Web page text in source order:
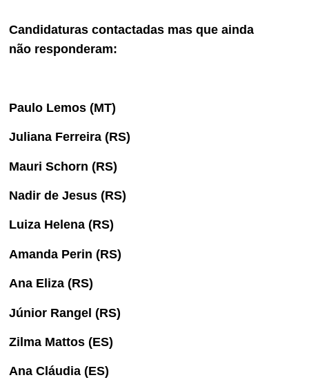
Candidaturas contactadas mas que ainda
não responderam:
Paulo Lemos (MT)
Juliana Ferreira (RS)
Mauri Schorn (RS)
Nadir de Jesus (RS)
Luiza Helena (RS)
Amanda Perin (RS)
Ana Eliza (RS)
Júnior Rangel (RS)
Zilma Mattos (ES)
Ana Cláudia (ES)